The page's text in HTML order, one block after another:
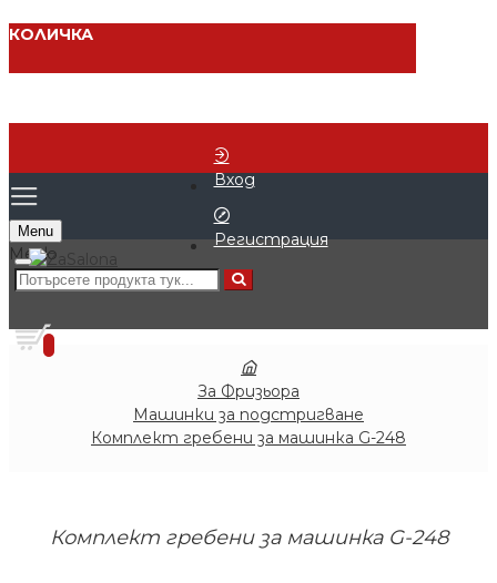
КОЛИЧКА
Вход
Регистрация
Menu
0
За Фризьора
Машинки за подстригване
Комплект гребени за машинка G-248
Комплект гребени за машинка G-248